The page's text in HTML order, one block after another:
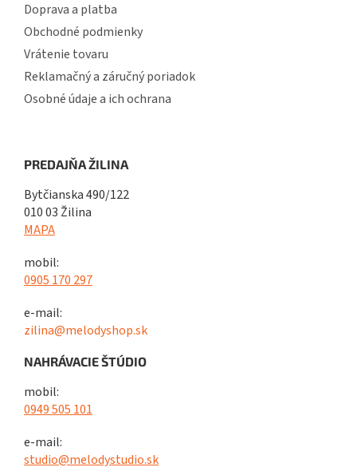
Doprava a platba
Obchodné podmienky
Vrátenie tovaru
Reklamačný a záručný poriadok
Osobné údaje a ich ochrana
PREDAJŇA ŽILINA
Bytčianska 490/122
010 03 Žilina
MAPA
mobil:
0905 170 297
e-mail:
zilina@melodyshop.sk
NAHRÁVACIE ŠTÚDIO
mobil:
0949 505 101
e-mail:
studio@melodystudio.sk